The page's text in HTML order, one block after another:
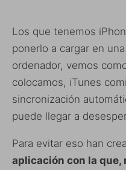
Los que tenemos
ponerlo a cargar en
ordenador, vemos
colocamos, iTunes
sincronización
puede llegar a
Para evitar eso han
aplicación con la